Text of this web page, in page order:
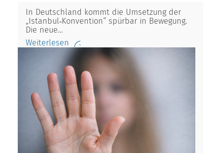
In Deutschland kommt die Umsetzung der
„Istanbul‑Konvention“ spürbar in Bewegung.
Die neue…
Weiterlesen